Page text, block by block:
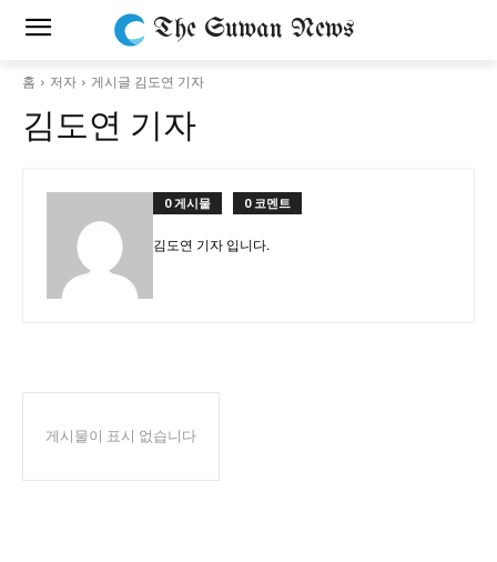
The Suwan News
홈 저자 게시글 김도연 기자
김도연 기자
0 게시물 0 코멘트
김도연 기자 입니다.
게시물이 표시 없습니다